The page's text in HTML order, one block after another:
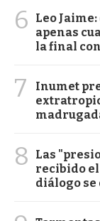
6
Leo
apenas
la final
7
Inumet
8
Las
recibido el
diálogo